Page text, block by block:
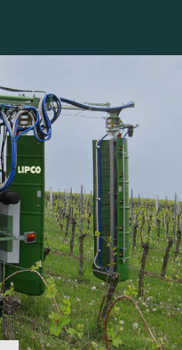
SLOVENSKÁ
DANSK
ΕΛΛΗΝΙΚΉ
БЪЛГАРСКИ
SVENSKA
SLOVENSKI
EESTI
LIETUVIŲ